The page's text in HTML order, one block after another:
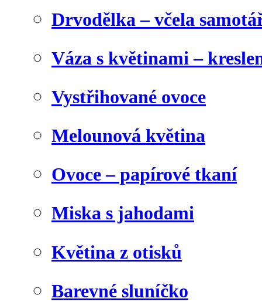
Drvodělka – včela
Váza s květinami –
Vystřihované ovoce
Melounová květina
Ovoce – papírové tkaní
Miska s jahodami
Květina z otisků
Barevné sluníčko